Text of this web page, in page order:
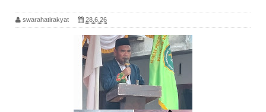
swarahatirakyat 28.6.26